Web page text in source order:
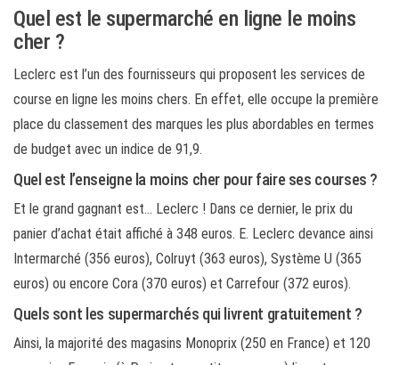
Quel est le supermarché en ligne le moins
cher ?
Leclerc est l’un des fournisseurs qui proposent les services de
course en ligne les moins chers. En effet, elle occupe la première
place du classement des marques les plus abordables en termes
de budget avec un indice de 91,9.
Quel est l’enseigne la moins cher pour faire ses courses ?
Et le grand gagnant est… Leclerc ! Dans ce dernier, le prix du
panier d’achat était affiché à 348 euros. E. Leclerc devance ainsi
Intermarché (356 euros), Colruyt (363 euros), Système U (365
euros) ou encore Cora (370 euros) et Carrefour (372 euros).
Quels sont les supermarchés qui livrent gratuitement ?
Ainsi, la majorité des magasins Monoprix (250 en France) et 120